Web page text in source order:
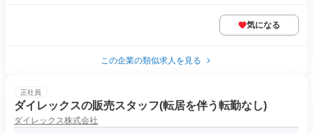
気になる
この企業の類似求人を見る
正社員
ダイレックスの販売スタッフ(転居を伴う転勤なし)
ダイレックス株式会社